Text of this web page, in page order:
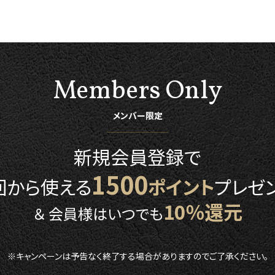
Members Only
メンバー限定
新規会員登録で
ら使える1500ポイントプレゼ
＆ 会員様はいつでも10％還元
※キャンペーンは予告なく終了する場合がありますのでご了承ください。